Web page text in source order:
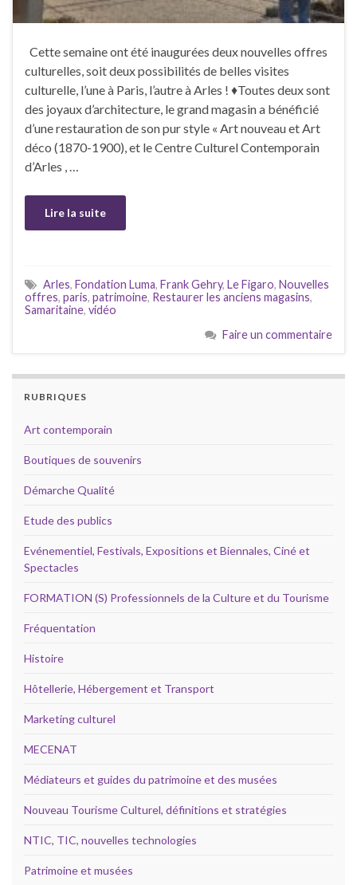
Cette semaine ont été inaugurées deux nouvelles offres
culturelles, soit deux possibilités de belles visites
culturelle, l’une à Paris, l’autre à Arles ! ♦Toutes deux sont
des joyaux d’architecture, le grand magasin a bénéficié
d’une restauration de son pur style « Art nouveau et Art
déco (1870-1900), et le Centre Culturel Contemporain
d’Arles , …
Lire la suite
Arles, Fondation Luma, Frank Gehry, Le Figaro, Nouvelles
offres, paris, patrimoine, Restaurer les anciens magasins,
Samaritaine, vidéo
Faire un commentaire
RUBRIQUES
Art contemporain
Boutiques de souvenirs
Démarche Qualité
Etude des publics
Evénementiel, Festivals, Expositions et Biennales, Ciné et
Spectacles
FORMATION (S) Professionnels de la Culture et du Tourisme
Fréquentation
Histoire
Hôtellerie, Hébergement et Transport
Marketing culturel
MECENAT
Médiateurs et guides du patrimoine et des musées
Nouveau Tourisme Culturel, définitions et stratégies
NTIC, TIC, nouvelles technologies
Patrimoine et musées